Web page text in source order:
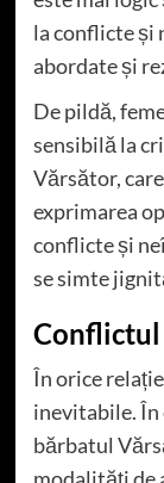
la conflicte și
abordate și
De pildă,
sensibilă la
Vărsător,
exprimarea
conflicte și
se simte
În orice
inevitabile. În
bărbatul